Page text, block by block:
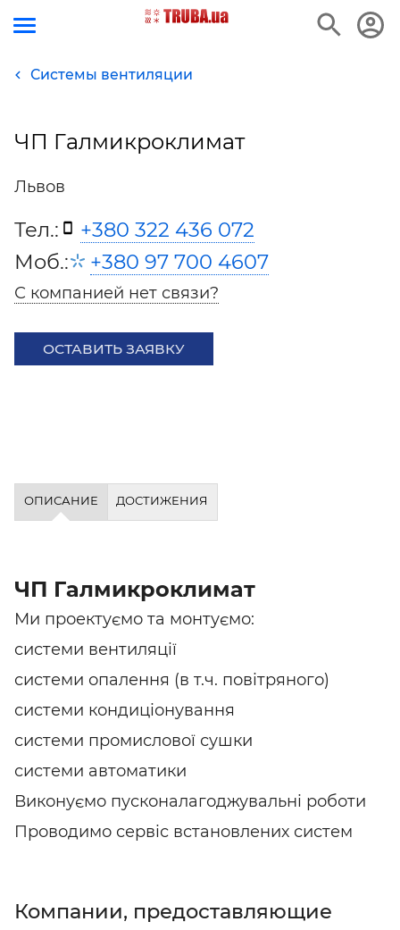
Системы вентиляции
ЧП Галмикроклимат
Львов
Тел.:
+380 322 436 072
Моб.:
+380 97 700 4607
С компанией нет связи?
ОСТАВИТЬ ЗАЯВКУ
ОПИСАНИЕ ДОСТИЖЕНИЯ
ЧП Галмикроклимат
Ми проектуємо та монтуємо:
системи вентиляції
системи опалення (в т.ч. повітряного)
системи кондиціонування
системи промислової сушки
системи автоматики
Виконуємо пусконалагоджувальні роботи
Проводимо сервіс встановлених систем
Компании, предоставляющие